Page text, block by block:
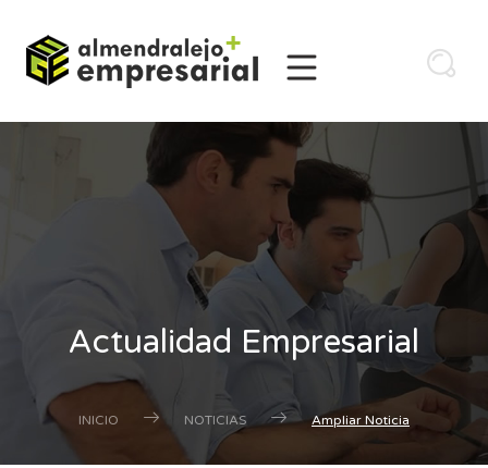
Actualidad Empresarial
INICIO NOTICIAS Ampliar Noticia